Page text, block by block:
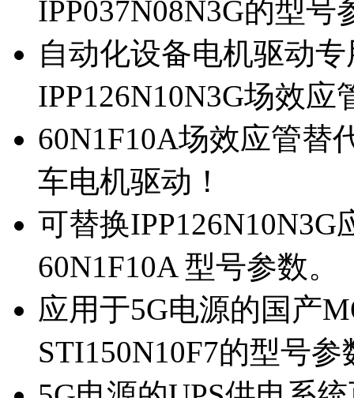
IPP037N08N3G的型号
自动化设备电机驱动
IPP126N10N3G场效应
60N1F10A场效应管替
车电机驱动！
可替换
60N1F10A 型号参数。
应用于5G电源的国产
STI150N10F7的型号参